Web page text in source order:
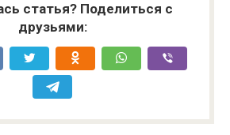
статья? Поделиться с
друзьями: